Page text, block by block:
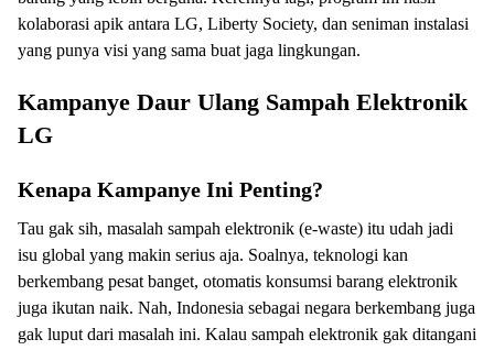
kolaborasi apik antara LG, Liberty Society, dan seniman instalasi
yang punya visi yang sama buat jaga lingkungan.
Kampanye Daur Ulang Sampah Elektronik
LG
Kenapa Kampanye Ini Penting?
Tau gak sih, masalah sampah elektronik (e-waste) itu udah jadi
isu global yang makin serius aja. Soalnya, teknologi kan
berkembang pesat banget, otomatis konsumsi barang elektronik
juga ikutan naik. Nah, Indonesia sebagai negara berkembang juga
gak luput dari masalah ini. Kalau sampah elektronik gak ditangani